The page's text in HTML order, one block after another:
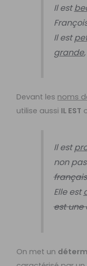
Il est
Il est
grande
Devant les noms
utilise aussi IL EST
Il est
non
français
Elle est
est une
On met un